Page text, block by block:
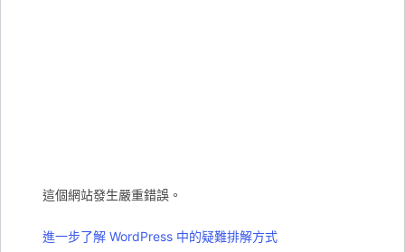
這個網站發生嚴重錯誤。
進一步了解 WordPress 中的疑難排解方式